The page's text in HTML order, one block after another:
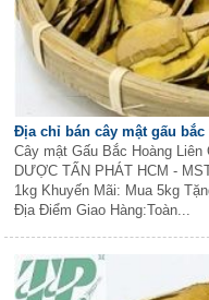
Địa chỉ bán cây mật gấu bắc
Cây mật Gấu Bắc Hoàng
DƯỢC TẤN PHÁT HCM -
1kg Khuyến Mãi: Mua 5kg
Địa Điểm Giao Hàng:Toàn...